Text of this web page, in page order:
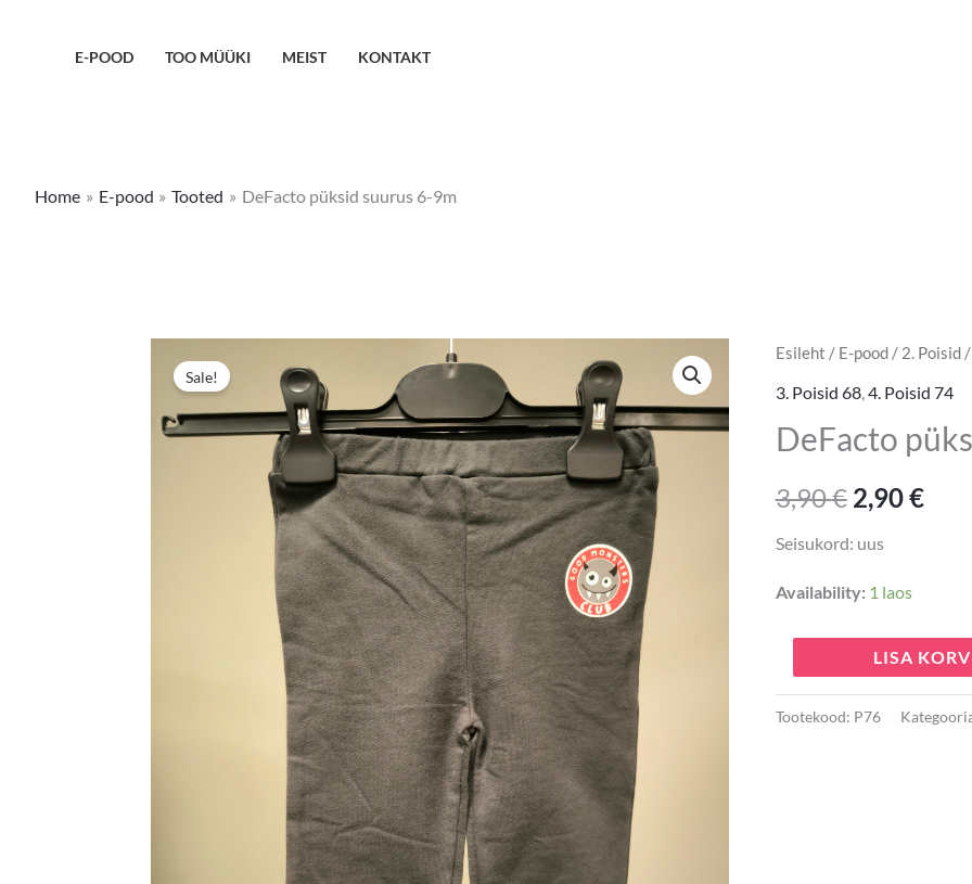
E-POOD TOO MÜÜKI MEIST KONTAKT
Home E-pood Tooted DeFacto püksid suurus 6-9m
Sale!
Esileht / E-pood/ 2. Poisid/
3. Poisid 68,4. Poisid 74
DeFacto
3,90€
Algne
hind
oli:
3,90 €.
2,90€
hind
on:
2,90
Seisukord: uus
Availability: 1 laos
DeFacto
püksid
6-
kogus
LISA
Tootekood: P76